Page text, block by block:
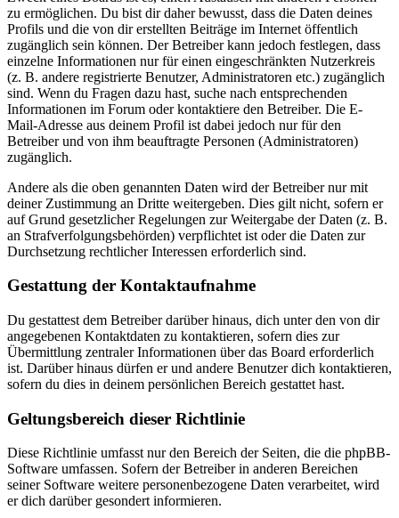
zu ermöglichen. Du bist dir daher bewusst, dass die Daten deines
Profils und die von dir erstellten Beiträge im Internet öffentlich
zugänglich sein können. Der Betreiber kann jedoch festlegen, dass
einzelne Informationen nur für einen eingeschränkten Nutzerkreis
(z. B. andere registrierte Benutzer, Administratoren etc.) zugänglich
sind. Wenn du Fragen dazu hast, suche nach entsprechenden
Informationen im Forum oder kontaktiere den Betreiber. Die E-
Mail-Adresse aus deinem Profil ist dabei jedoch nur für den
Betreiber und von ihm beauftragte Personen (Administratoren)
zugänglich.
Andere als die oben genannten Daten wird der Betreiber nur mit
deiner Zustimmung an Dritte weitergeben. Dies gilt nicht, sofern er
auf Grund gesetzlicher Regelungen zur Weitergabe der Daten (z. B.
an Strafverfolgungsbehörden) verpflichtet ist oder die Daten zur
Durchsetzung rechtlicher Interessen erforderlich sind.
Gestattung der Kontaktaufnahme
Du gestattest dem Betreiber darüber hinaus, dich unter den von dir
angegebenen Kontaktdaten zu kontaktieren, sofern dies zur
Übermittlung zentraler Informationen über das Board erforderlich
ist. Darüber hinaus dürfen er und andere Benutzer dich kontaktieren,
sofern du dies in deinem persönlichen Bereich gestattet hast.
Geltungsbereich dieser Richtlinie
Diese Richtlinie umfasst nur den Bereich der Seiten, die die phpBB-
Software umfassen. Sofern der Betreiber in anderen Bereichen
seiner Software weitere personenbezogene Daten verarbeitet, wird
er dich darüber gesondert informieren.